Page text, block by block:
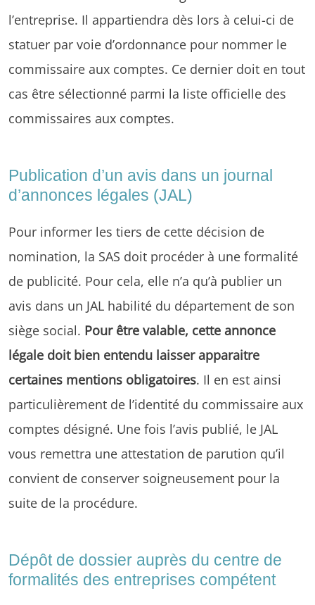
l’entreprise. Il appartiendra dès lors à celui-ci de
statuer par voie d’ordonnance pour nommer le
commissaire aux comptes. Ce dernier doit en tout
cas être sélectionné parmi la liste officielle des
commissaires aux comptes.
Publication d’un avis dans un journal
d’annonces légales (JAL)
Pour informer les tiers de cette décision de
nomination, la SAS doit procéder à une formalité
de publicité. Pour cela, elle n’a qu’à publier un
avis dans un JAL habilité du département de son
siège social. Pour être valable, cette annonce
légale doit bien entendu laisser apparaitre
certaines mentions obligatoires. Il en est ainsi
particulièrement de l’identité du commissaire aux
comptes désigné. Une fois l’avis publié, le JAL
vous remettra une attestation de parution qu’il
convient de conserver soigneusement pour la
suite de la procédure.
Dépôt de dossier auprès du centre de
formalités des entreprises compétent